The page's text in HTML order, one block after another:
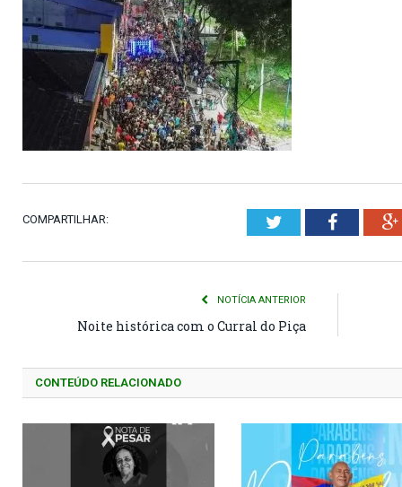
COMPARTILHAR: Twitter
NOTÍCIA ANTERIOR
Noite histórica com o Curral do Piça
CONTEÚDO RELACIONADO